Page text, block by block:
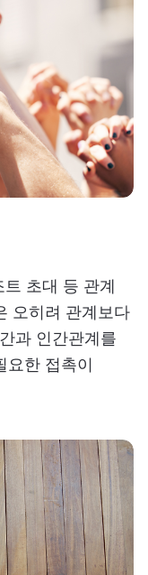
초대 등 관계
오히려 관계보다
과 인간관계를
요한 접촉이